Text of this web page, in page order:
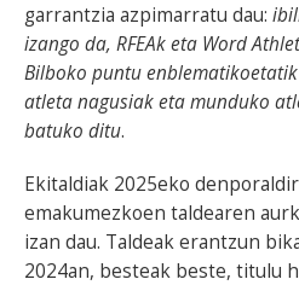
garrantzia azpimarratu dau:
izango da, RFEAk eta Word
Bilboko puntu
atleta nagusiak eta munduko
batuko ditu.
Ekitaldiak 2025eko
emakumezkoen taldearen
izan dau. Taldeak erantzun
2024an, besteak beste, titulu